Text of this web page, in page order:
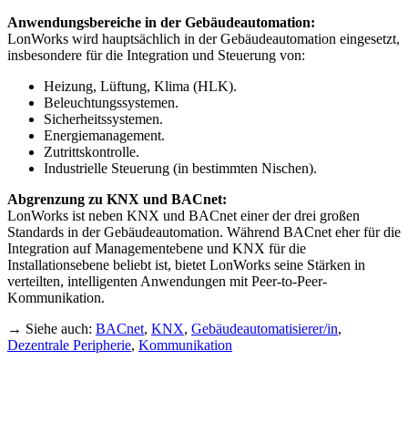
Anwendungsbereiche in der Gebäudeautomation:
LonWorks wird hauptsächlich in der Gebäudeautomation eingesetzt,
insbesondere für die Integration und Steuerung von:
Heizung, Lüftung, Klima (HLK).
Beleuchtungssystemen.
Sicherheitssystemen.
Energiemanagement.
Zutrittskontrolle.
Industrielle Steuerung (in bestimmten Nischen).
Abgrenzung zu KNX und BACnet:
LonWorks ist neben KNX und BACnet einer der drei großen
Standards in der Gebäudeautomation. Während BACnet eher für die
Integration auf Managementebene und KNX für die
Installationsebene beliebt ist, bietet LonWorks seine Stärken in
verteilten, intelligenten Anwendungen mit Peer-to-Peer-
Kommunikation.
→ Siehe auch: BACnet, KNX, Gebäudeautomatisierer/in,
Dezentrale Peripherie, Kommunikation